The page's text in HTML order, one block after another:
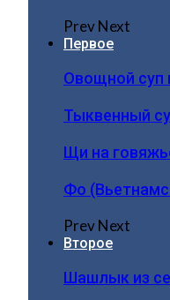
PrevNext
Первое
Овощной суп
Тыквенный
Щи на
Фо
PrevNext
Второе
Шашлык из